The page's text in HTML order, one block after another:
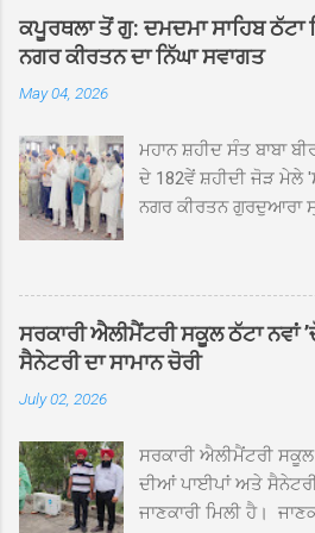
ਕਪੂਰਥਲਾ ਤੋਂ ਗੁ: ਦਮਦਮਾ ਸਾਹਿਬ ਠੱਟਾ
ਨਗਰ ਕੀਰਤਨ ਦਾ ਨਿੱਘਾ ਸਵਾਗਤ
May 04, 2026
ਮਹਾਨ ਸ਼ਹੀਦ ਸੰਤ ਬਾਬਾ
ਦੇ 182ਵੇਂ ਸ਼ਹੀਦੀ ਜੋੜ
ਨਗਰ ਕੀਰਤਨ ਗੁਰਦੁਆਰਾ
ਸਰਪ੍ਰਸਤੀ ਹੇਠ, ਪੰਜ
ਮਹੱਲਾ ਸੰਤਪੁਰਾ ਤੋਂ ਪ੍ਰਾਰੰਭ
ਭਗਵਾਨਪੁਰ, ਝੁੱਗੀਆਂ
ਅਬਾਦ, ਕੋਲੀਆਂਵਾਲ, ਅੱਡਾ
ਵਿਖੇ ਪਹੁੰਚਣ ’ਤੇ ਮੁੱਖ
ਇਲਾਕੇ ਦੀਆਂ ਸੰਗਤਾਂ ਵੱਲੋਂ
ਸਵਾਗਤ ਕੀਤਾ ਗਿਆ।
ਸਰਕਾਰੀ ਐਲੀਮੈਂਟਰੀ ਸਕੂਲ ਠੱਟਾ ਨਵਾਂ
ਸੈਨੇਟਰੀ ਦਾ ਸਾਮਾਨ ਚੋਰੀ
July 02, 2026
ਸਰਕਾਰੀ ਐਲੀਮੈਂਟਰੀ ਸਕੂਲ
ਦੀਆਂ ਪਾਈਪਾਂ ਅਤੇ ਸੈਨੇਟਰੀ
ਜਾਣਕਾਰੀ ਮਿਲੀ ਹੈ।